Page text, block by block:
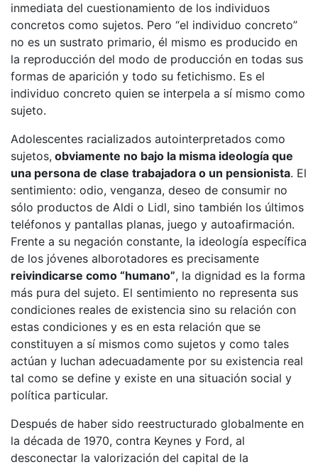
inmediata del cuestionamiento de los individuos
concretos como sujetos. Pero “el individuo concreto”
no es un sustrato primario, él mismo es producido en
la reproducción del modo de producción en todas sus
formas de aparición y todo su fetichismo. Es el
individuo concreto quien se interpela a sí mismo como
sujeto.
Adolescentes racializados autointerpretados como
sujetos, obviamente no bajo la misma ideología que
una persona de clase trabajadora o un pensionista. El
sentimiento: odio, venganza, deseo de consumir no
sólo productos de Aldi o Lidl, sino también los últimos
teléfonos y pantallas planas, juego y autoafirmación.
Frente a su negación constante, la ideología específica
de los jóvenes alborotadores es precisamente
reivindicarse como “humano”, la dignidad es la forma
más pura del sujeto. El sentimiento no representa sus
condiciones reales de existencia sino su relación con
estas condiciones y es en esta relación que se
constituyen a sí mismos como sujetos y como tales
actúan y luchan adecuadamente por su existencia real
tal como se define y existe en una situación social y
política particular.
Después de haber sido reestructurado globalmente en
la década de 1970, contra Keynes y Ford, al
desconectar la valorización del capital de la